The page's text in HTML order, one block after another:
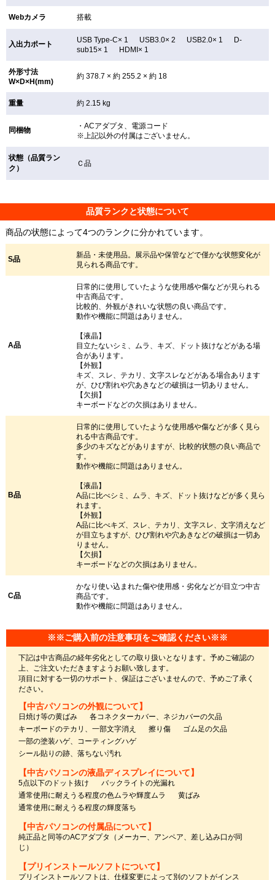
Webカメラ 搭載
入出力ポート
USB Type-C× 1 USB3.0× 2 USB2.0× 1 D-
sub15× 1 HDMI× 1
外形寸法
W×D×H(mm)
約 378.7 × 約 255.2 × 約 18
重量 約 2.15 kg
同梱物
・ACアダプタ、電源コード
※上記以外の付属はございません。
状態（品質ラン
ク）
Ｃ品
品質ランクと状態について
商品の状態によって4つのランクに分かれています。
S品
新品・未使用品。展示品や保管などで僅かな状態変化が
見られる商品です。
A品
日常的に使用していたような使用感や傷などが見られる
中古商品です。
比較的、外観がきれいな状態の良い商品です。
動作や機能に問題はありません。
【液晶】
目立たないシミ、ムラ、キズ、ドット抜けなどがある場
合があります。
【外観】
キズ、スレ、テカリ、文字スレなどがある場合あります
が、ひび割れや穴あきなどの破損は一切ありません。
【欠損】
キーボードなどの欠損はありません。
B品
日常的に使用していたような使用感や傷などが多く見ら
れる中古商品です。
多少のキズなどがありますが、比較的状態の良い商品で
す。
動作や機能に問題はありません。
【液晶】
A品に比べシミ、ムラ、キズ、ドット抜けなどが多く見ら
れます。
【外観】
A品に比べキズ、スレ、テカリ、文字スレ、文字消えなど
が目立ちますが、ひび割れや穴あきなどの破損は一切あ
りません。
【欠損】
キーボードなどの欠損はありません。
C品
かなり使い込まれた傷や使用感・劣化などが目立つ中古
商品です。
動作や機能に問題はありません。
※※ご購入前の注意事項をご確認ください※※
下記は中古商品の経年劣化としての取り扱いとなります。予めご確認の
上、ご注文いただきますようお願い致します。
項目に対する一切のサポート、保証はございませんので、予めご了承く
ださい。
【中古パソコンの外観について】
日焼け等の黄ばみ
各コネクターカバー、ネジカバーの欠品
キーボードのテカリ、一部文字消え
擦り傷
ゴム足の欠品
一部の塗装ハゲ、コーティングハゲ
シール貼りの跡、落ちない汚れ
【中古パソコンの液晶ディスプレイについて】
5点以下のドット抜け
バックライトの光漏れ
通常使用に耐えうる程度の色ムラや輝度ムラ
黄ばみ
通常使用に耐えうる程度の輝度落ち
【中古パソコンの付属品について】
純正品と同等のACアダプタ（メーカー、アンペア、差し込み口が同
じ）
【プリインストールソフトについて】
プリインストールソフトは、仕様変更によって別のソフトがインス